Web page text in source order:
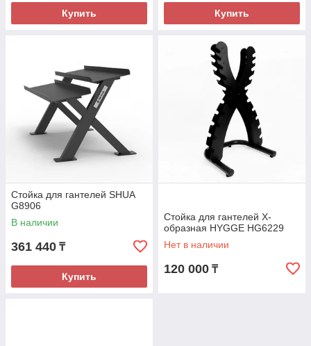
Купить Купить
Стойка для гантелей SHUA
G8906
В наличии
361 440 ₸
Купить
Стойка для гантелей Х-
образная HYGGE HG6229
Нет в наличии
120 000 ₸